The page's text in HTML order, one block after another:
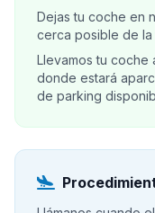
Dejas tu coche en
cerca posible de la
Llevamos tu coche
donde estará
de parking